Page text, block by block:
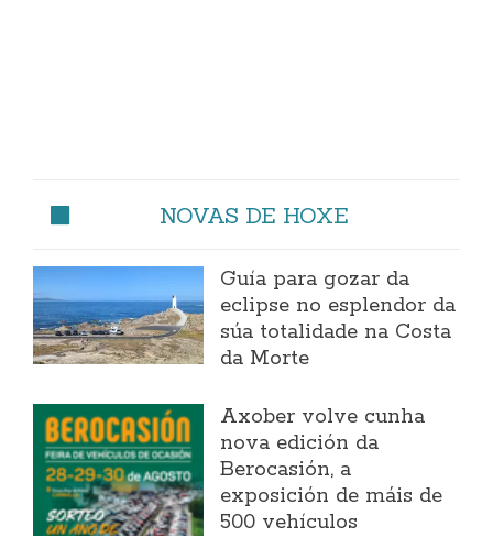
NOVAS DE HOXE
Guía para gozar da
eclipse no esplendor da
súa totalidade na Costa
da Morte
Axober volve cunha
nova edición da
Berocasión, a
exposición de máis de
500 vehículos